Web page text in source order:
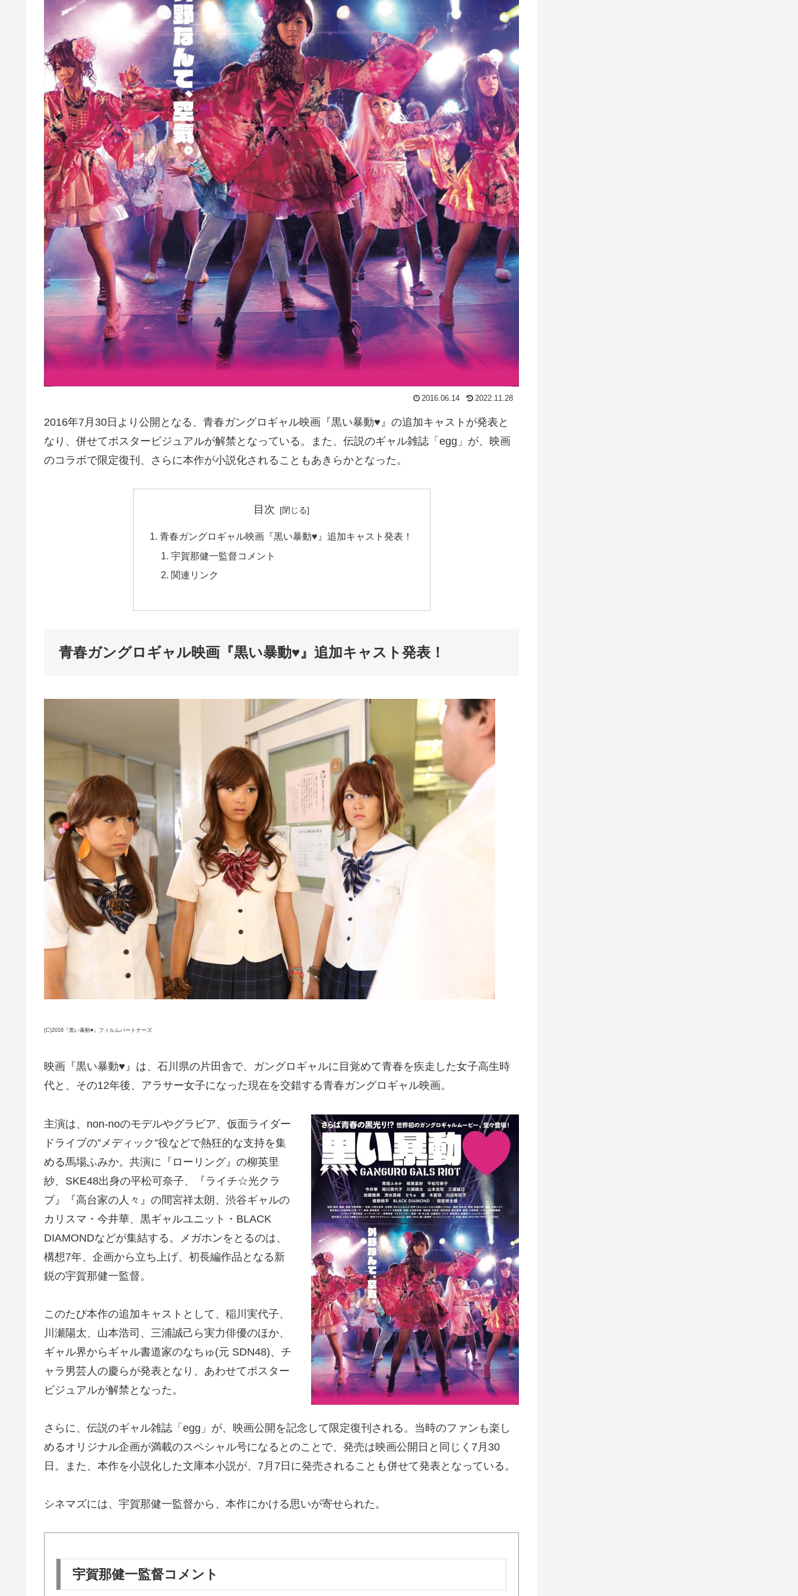
2016.06.14 2022.11.28
2016年7月30日より公開となる、青春ガングロギャル映画『黒い暴動♥』の追加キャストが発表と
なり、併せてポスタービジュアルが解禁となっている。また、伝説のギャル雑誌「egg」が、映画
のコラボで限定復刊、さらに本作が小説化されることもあきらかとなった。
目次
青春ガングロギャル映画『黒い暴動♥』追加キャスト発表！
宇賀那健一監督コメント
関連リンク
青春ガングロギャル映画『黒い暴動♥』追加キャスト発表！
(C)2016『黒い暴動♥』フィルムパートナーズ
映画『黒い暴動♥』は、石川県の片田舎で、ガングロギャルに目覚めて青春を疾走した女子高生時
代と、その12年後、アラサー女子になった現在を交錯する青春ガングロギャル映画。
主演は、non-noのモデルやグラビア、仮面ライダー
ドライブの”メディック”役などで熱狂的な支持を集
める馬場ふみか。共演に『ローリング』の柳英里
紗、SKE48出身の平松可奈子、『ライチ☆光クラ
ブ』『高台家の人々』の間宮祥太朗、渋谷ギャルの
カリスマ・今井華、黒ギャルユニット・BLACK
DIAMONDなどが集結する。メガホンをとるのは、
構想7年、企画から立ち上げ、初長編作品となる新
鋭の宇賀那健一監督。
このたび本作の追加キャストとして、稲川実代子、
川瀬陽太、山本浩司、三浦誠己ら実力俳優のほか、
ギャル界からギャル書道家のなちゅ(元 SDN48)、チ
ャラ男芸人の慶らが発表となり、あわせてポスター
ビジュアルが解禁となった。
さらに、伝説のギャル雑誌「egg」が、映画公開を記念して限定復刊される。当時のファンも楽し
めるオリジナル企画が満載のスペシャル号になるとのことで、発売は映画公開日と同じく7月30
日。また、本作を小説化した文庫本小説が、7月7日に発売されることも併せて発表となっている。
シネマズには、宇賀那健一監督から、本作にかける思いが寄せられた。
宇賀那健一監督コメント